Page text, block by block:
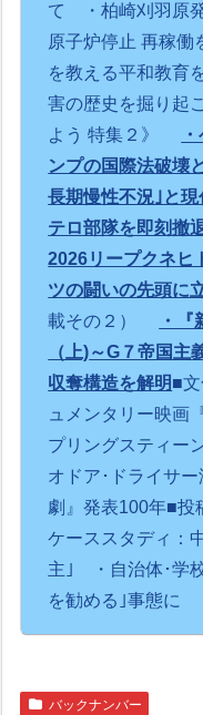
て
・柏崎刈羽原
原子炉停止 再稼働
を教える平和教育
害の歴史を掘り起
よう 特集２》
ンプの国際法破壊
長期慢性不況｣と
テロ部隊を即刻撤
2026リープクネヒ
ツの闘いの先頭に
載その２）
・
（上)～G７帝国主
収奪構造を解明■
ュメンタリー映画
プリングスティー
オドア･ドライサ
劇』発表100年■投
ケーススタディ：
主｣
・自治体･学
を勧める｣事態に
バックナンバー